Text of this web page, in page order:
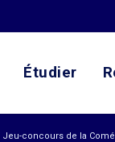
Étudier
Jeu-concours de la